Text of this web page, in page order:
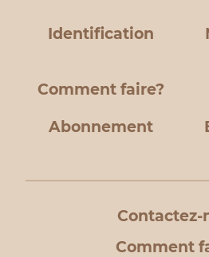
Identification
Comment faire?
Abonnement
Contactez-
Comment